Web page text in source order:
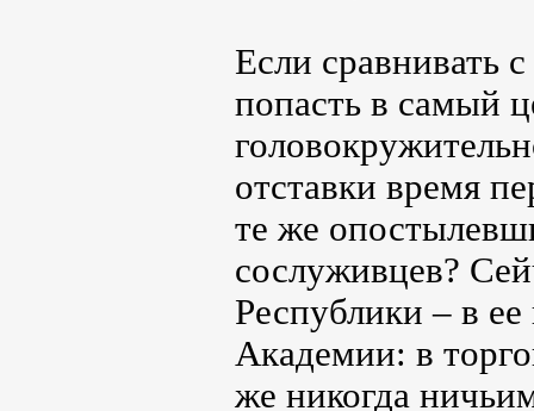
Если сравнивать
попасть в самый
отставки время
те же
сослуживцев?
Республики – в
Академии: в
же никогда